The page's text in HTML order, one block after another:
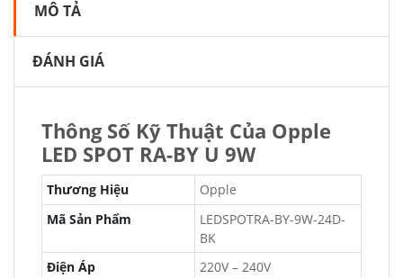
MÔ TẢ
ĐÁNH GIÁ
Thông Số Kỹ Thuật Của Opple
LED SPOT RA-BY U 9W
Thương Hiệu
Opple
Mã Sản Phẩm
LEDSPOTRA-BY-9W-24D-
BK
Điện Áp
220V – 240V